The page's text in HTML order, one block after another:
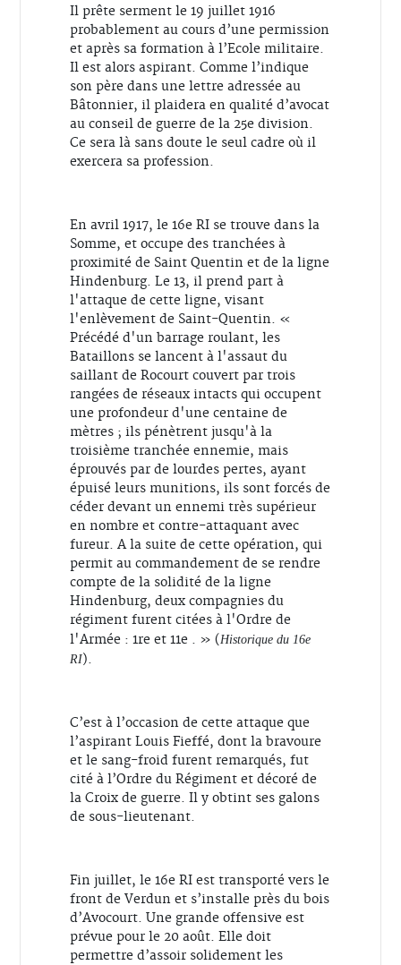
Il prête serment le 19 juillet 1916
probablement au cours d’une permission
et après sa formation à l’Ecole militaire.
Il est alors aspirant. Comme l’indique
son père dans une lettre adressée au
Bâtonnier, il plaidera en qualité d’avocat
au conseil de guerre de la 25e division.
Ce sera là sans doute le seul cadre où il
exercera sa profession.
En avril 1917, le 16e RI se trouve dans la
Somme, et occupe des tranchées à
proximité de Saint Quentin et de la ligne
Hindenburg. Le 13, il prend part à
l'attaque de cette ligne, visant
l'enlèvement de Saint-Quentin. «
Précédé d'un barrage roulant, les
Bataillons se lancent à l'assaut du
saillant de Rocourt couvert par trois
rangées de réseaux intacts qui occupent
une profondeur d'une centaine de
mètres ; ils pénètrent jusqu'à la
troisième tranchée ennemie, mais
éprouvés par de lourdes pertes, ayant
épuisé leurs munitions, ils sont forcés de
céder devant un ennemi très supérieur
en nombre et contre-attaquant avec
fureur. A la suite de cette opération, qui
permit au commandement de se rendre
compte de la solidité de la ligne
Hindenburg, deux compagnies du
régiment furent citées à l'Ordre de
l'Armée : 1re et 11e . » ( Historique du 16e
RI).
C’est à l’occasion de cette attaque que
l’aspirant Louis Fieffé, dont la bravoure
et le sang-froid furent remarqués, fut
cité à l’Ordre du Régiment et décoré de
la Croix de guerre. Il y obtint ses galons
de sous-lieutenant.
Fin juillet, le 16e RI est transporté vers le
front de Verdun et s’installe près du bois
d’Avocourt. Une grande offensive est
prévue pour le 20 août. Elle doit
permettre d’assoir solidement les